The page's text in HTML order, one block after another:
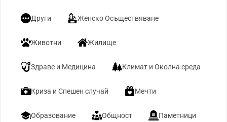
Други Женско Осъществяване
Животни Жилище
Здраве и Медицина Климат и Околна среда
Криза и Спешен случай Мечти
Образование Общност Паметници